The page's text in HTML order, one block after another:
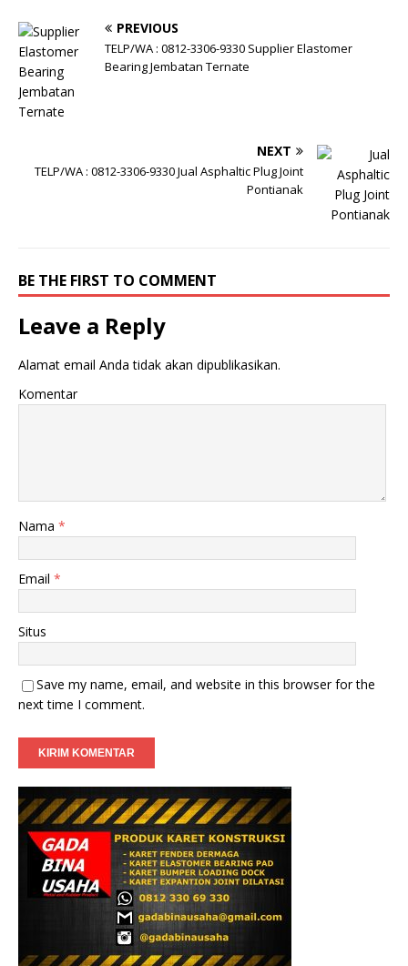
PREVIOUS
TELP/WA : 0812-3306-9330 Supplier Elastomer
Bearing Jembatan Ternate
NEXT
TELP/WA : 0812-3306-9330 Jual Asphaltic Plug Joint
Pontianak
BE THE FIRST TO COMMENT
Leave a Reply
Alamat email Anda tidak akan dipublikasikan.
Komentar
Nama *
Email *
Situs
Save my name, email, and website in this browser for the
next time I comment.